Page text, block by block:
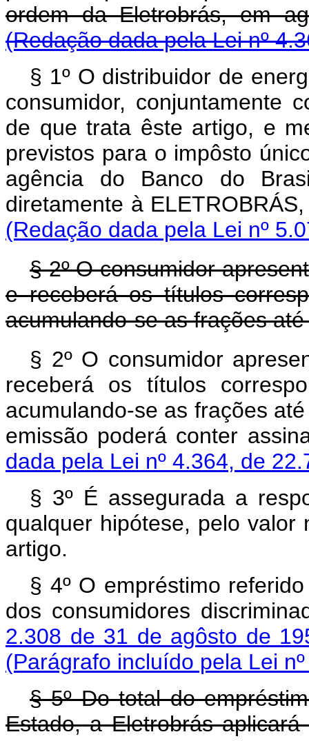
ordem da Eletrobrás,
(Redação dada pela Lei nº
§ 1º O distribuidor de
consumidor, conjuntamente
de que trata êste artigo, e
previstos para o impôsto
agência do Banco do
diretamente à
(Redação dada pela Lei nº
§ 2º O consumidor
e receberá os títulos
acumulando-se as frações
§ 2º O consumidor
receberá os títulos
acumulando-se as frações
emissão poderá conter
dada pela Lei nº 4.364, de
§ 3º É assegurada a
qualquer hipótese, pelo
artigo.
§ 4º O empréstimo
dos consumidores
2.308 de 31 de agôsto de
(Parágrafo incluído pela Lei
§ 5º Do total do
Estado, a Eletrobrás